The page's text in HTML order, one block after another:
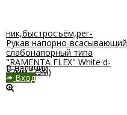
Рукав напорно-всасывающий
слабонапорный типа
"RAMENTA FLEX" White d-
32мм (25м)
В наличии
Вход